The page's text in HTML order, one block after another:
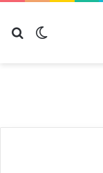
الوضع